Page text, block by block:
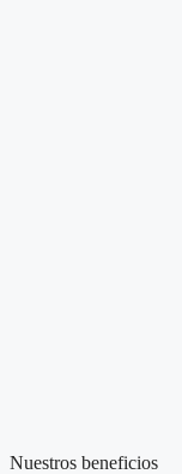
Nuestros beneficios